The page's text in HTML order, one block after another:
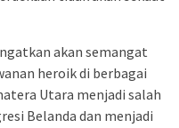
akan semangat
heroik di berbagai
Utara menjadi salah
Belanda dan menjadi